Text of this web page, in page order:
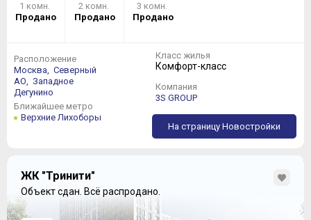
1 комн.
Продано
2 комн.
Продано
3 комн.
Продано
Расположение
Москва, Северный
АО, Западное
Дегунино
Ближайшее метро
Верхние Лихоборы
Класс жилья
Комфорт-класс
Компания
3S GROUP
На страницу Новостройки
ЖК "Тринити"
Объект сдан. Всё распродано.